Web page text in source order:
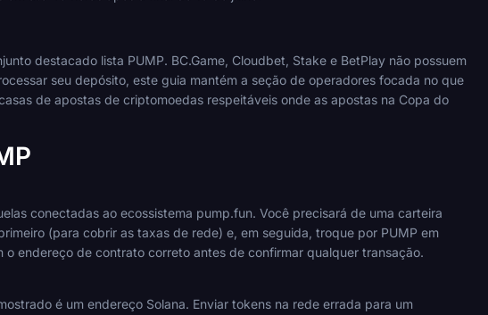
destacado lista PUMP. BC.Game, Cloudbet, Stake e BetPlay não possuem
seu depósito, este guia mantém a seção de operadores focada no que
de apostas de criptomoedas respeitáveis onde as apostas na Copa do
conectadas ao ecossistema pump.fun. Você precisará de uma carteira
(para cobrir as taxas de rede) e, em seguida, troque por PUMP em
endereço de contrato correto antes de confirmar qualquer transação.
é um endereço Solana. Enviar tokens na rede errada para um